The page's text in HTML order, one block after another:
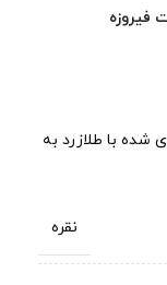
نقره آبکاری شده با طلازرد به
نقره